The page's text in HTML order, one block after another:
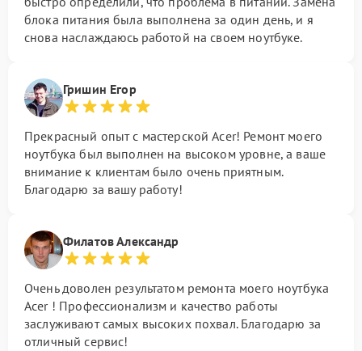
блока питания была выполнена за один день, и я
снова наслаждаюсь работой на своем ноутбуке.
Гришин Егор
Прекрасный опыт с мастерской Acer! Ремонт моего
ноутбука был выполнен на высоком уровне, а ваше
внимание к клиентам было очень приятным.
Благодарю за вашу работу!
Филатов Александр
Очень доволен результатом ремонта моего ноутбука
Acer ! Профессионализм и качество работы
заслуживают самых высоких похвал. Благодарю за
отличный сервис!